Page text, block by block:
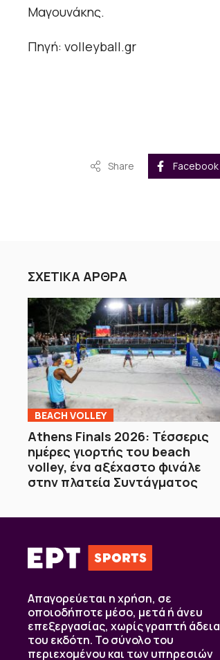
Μαγουνάκης.
Πηγή: volleyball.gr
Share Facebook
ΣΧΕΤΙΚΑ ΑΡΘΡΑ
BEACH VOLLEY
Athens Finals 2026: Τέσσερις
ημέρες γιορτής του beach
volley, ένα αξέχαστο φινάλε
στην πλατεία Συντάγματος
Απαγορεύεται η χρήση, σε
οποιοδήποτε μέσο, μετά ή άνευ
επεξεργασίας, χωρίς γραπτή άδεια
του εκδότη. Το σύνολο του
περιεχομένου και των υπηρεσιών